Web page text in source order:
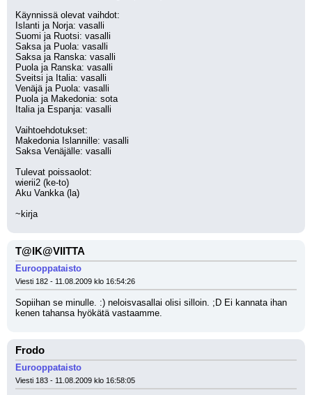
Käynnissä olevat vaihdot:
Islanti ja Norja: vasalli
Suomi ja Ruotsi: vasalli
Saksa ja Puola: vasalli
Saksa ja Ranska: vasalli
Puola ja Ranska: vasalli
Sveitsi ja Italia: vasalli
Venäjä ja Puola: vasalli
Puola ja Makedonia: sota
Italia ja Espanja: vasalli
Vaihtoehdotukset:
Makedonia Islannille: vasalli
Saksa Venäjälle: vasalli
Tulevat poissaolot:
wierii2 (ke-to)
Aku Vankka (la)
~kirja
T@IK@VIITTA
Eurooppataisto
Viesti 182 - 11.08.2009 klo 16:54:26
Sopiihan se minulle. :) neloisvasallai olisi silloin. ;D Ei kannata ihan
kenen tahansa hyökätä vastaamme.
Frodo
Eurooppataisto
Viesti 183 - 11.08.2009 klo 16:58:05